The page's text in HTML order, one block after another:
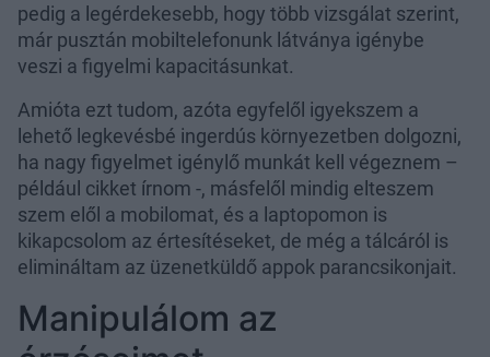
pedig a legérdekesebb, hogy több vizsgálat szerint,
már pusztán mobiltelefonunk látványa igénybe
veszi a figyelmi kapacitásunkat.
Amióta ezt tudom, azóta egyfelől igyekszem a
lehető legkevésbé ingerdús környezetben dolgozni,
ha nagy figyelmet igénylő munkát kell végeznem –
például cikket írnom -, másfelől mindig elteszem
szem elől a mobilomat, és a laptopomon is
kikapcsolom az értesítéseket, de még a tálcáról is
elimináltam az üzenetküldő appok parancsikonjait.
Manipulálom az